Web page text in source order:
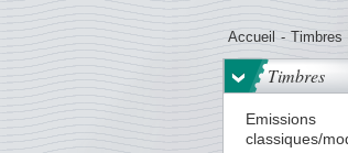
Accueil - Timbres
Timbres
Emissions
classiques/